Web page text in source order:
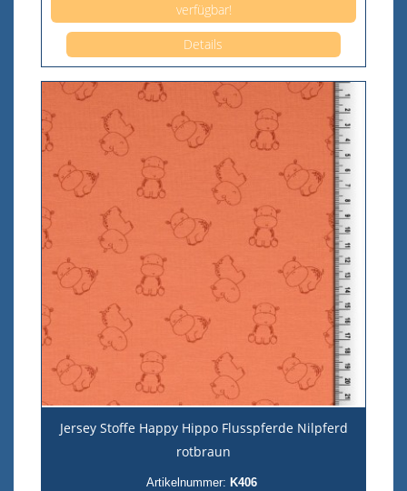
verfügbar!
Details
Jersey Stoffe Happy Hippo Flusspferde Nilpferd
rotbraun
Artikelnummer: K406